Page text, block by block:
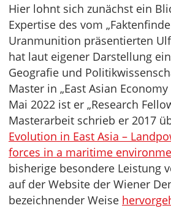
Hier lohnt sich zunächst ein
Expertise des vom
Uranmunition präsentierten
hat laut eigener Darstellung
Geografie und
Master in „East Asian
Mai 2022 ist er „Research
Masterarbeit schrieb er 2017
Evolution in East Asia –
forces in a maritime
bisherige besondere Leistung
auf der Website der Wiener
bezeichnender Weise